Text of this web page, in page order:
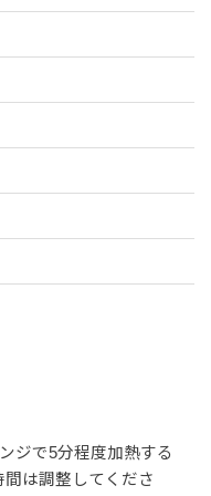
ジで5分程度加熱する
間は調整してくださ